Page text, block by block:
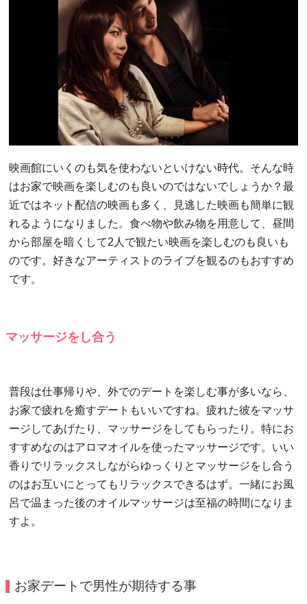
映画館にいくのも気を使わないといけない時代。そんな時
はお家で映画を楽しむのも良いのではないでしょうか？最
近ではネット配信の映画も多く、見逃した映画も簡単に観
れるようになりました。食べ物や飲み物を用意して、昼間
から部屋を暗くして2人で観たい映画を楽しむのも良いも
のです。好きなアーティストのライブを観るのもおすすめ
です。
マッサージをし合う
普段は仕事帰りや、外でのデートを楽しむ事が多いなら、
お家で疲れを癒すデートもいいですね。疲れた彼をマッサ
ージしてあげたり、マッサージをしてもらったり。特にお
すすめなのはアロマオイルを使ったマッサージです。いい
香りでリラックスしながらゆっくりとマッサージをし合う
のはお互いにとってもリラックスできるはず。一緒にお風
呂で温まった後のオイルマッサージは至福の時間になりま
すよ。
お家デートで男性が期待する事